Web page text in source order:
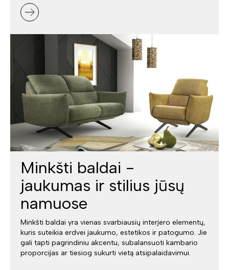
Minkšti baldai -
jaukumas ir stilius jūsų
namuose
Minkšti baldai yra vienas svarbiausių interjero elementų,
kuris suteikia erdvei jaukumo, estetikos ir patogumo. Jie
gali tapti pagrindiniu akcentu, subalansuoti kambario
proporcijas ar tiesiog sukurti vietą atsipalaidavimui.